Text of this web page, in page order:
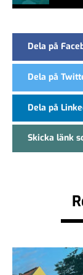
Dela på
Dela på
Dela på
Skicka länk